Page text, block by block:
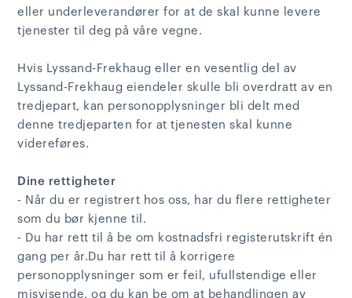
eller underleverandører for at de skal kunne levere
tjenester til deg på våre vegne.
Hvis Lyssand-Frekhaug eller en vesentlig del av
Lyssand-Frekhaug eiendeler skulle bli overdratt av en
tredjepart, kan personopplysninger bli delt med
denne tredjeparten for at tjenesten skal kunne
videreføres.
Dine rettigheter
- Når du er registrert hos oss, har du flere rettigheter
som du bør kjenne til.
- Du har rett til å be om kostnadsfri registerutskrift én
gang per år.Du har rett til å korrigere
personopplysninger som er feil, ufullstendige eller
misvisende, og du kan be om at behandlingen av